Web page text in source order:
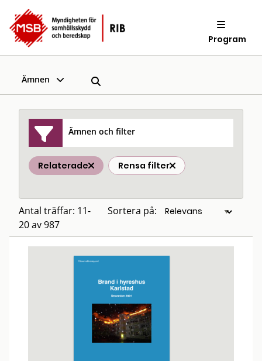
Program
Ämnen
Ämnen och filter
Relaterade Rensa filter
Antal träffar: 11-
20 av 987
Sortera på: